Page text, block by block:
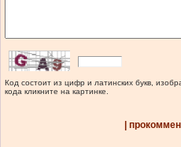
Код состоит из цифр и латинских букв,
кода кликните на картинке.
|